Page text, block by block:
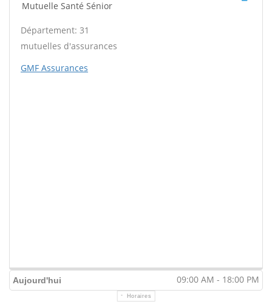
Mutuelle Santé Sénior
Département: 31
mutuelles d'assurances
GMF Assurances
Aujourd'hui 09:00 AM - 18:00 PM
Horaires